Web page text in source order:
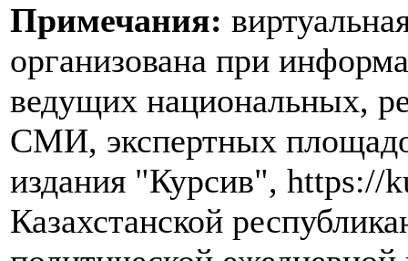
Примечания:
организована при
ведущих национальных,
СМИ, экспертных
издания "Курсив", https://
Казахстанской